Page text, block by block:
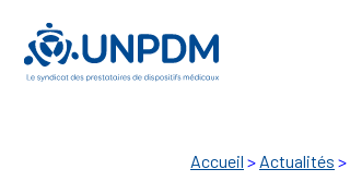
Accueil > Actualités >